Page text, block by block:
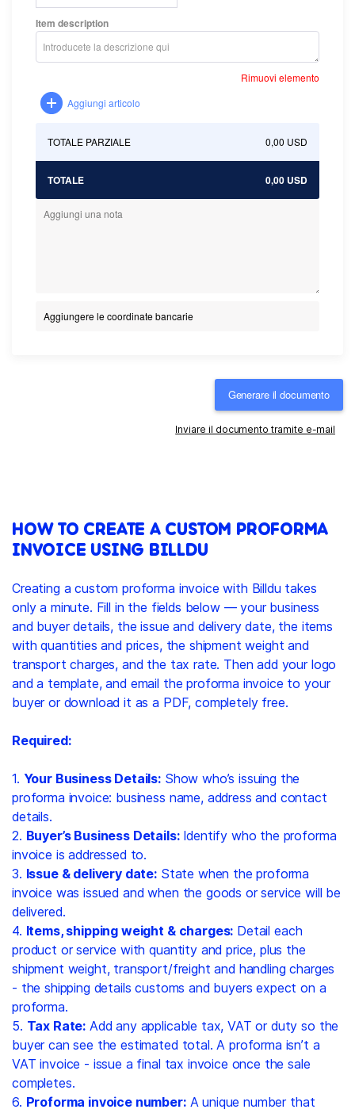
Item description
Rimuovi elemento
Aggiungi articolo
TOTALE PARZIALE 0,00 USD
TOTALE 0,00 USD
Aggiungere le coordinate bancarie
Generare il documento
Inviare il documento tramite e-mail
HOW TO CREATE A CUSTOM PROFORMA
INVOICE USING BILLDU
Creating a custom proforma invoice with Billdu takes
only a minute. Fill in the fields below — your business
and buyer details, the issue and delivery date, the items
with quantities and prices, the shipment weight and
transport charges, and the tax rate. Then add your logo
and a template, and email the proforma invoice to your
buyer or download it as a PDF, completely free.
Required:
1. Your Business Details: Show who’s issuing the
proforma invoice: business name, address and contact
details.
2. Buyer’s Business Details:Identify who the proforma
invoice is addressed to.
3. Issue & delivery date: State when the proforma
invoice was issued and when the goods or service will be
delivered.
4. Items, shipping weight & charges: Detail each
product or service with quantity and price, plus the
shipment weight, transport/freight and handling charges
- the shipping details customs and buyers expect on a
proforma.
5. Tax Rate: Add any applicable tax, VAT or duty so the
buyer can see the estimated total. A proforma isn’t a
VAT invoice - issue a final tax invoice once the sale
completes.
6. Proforma invoice number:A unique number that